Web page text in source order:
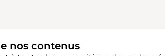
nos contenus